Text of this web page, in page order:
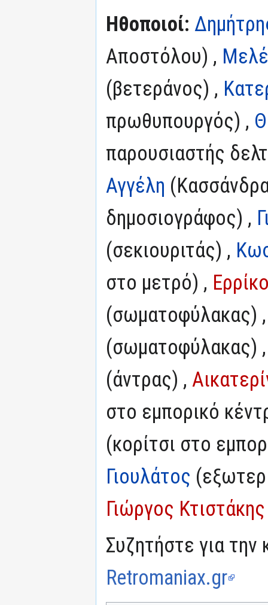
Ηθοποιοί:
Αποστόλου) ,
(βετεράνος) ,
πρωθυπουργός) ,
παρουσιαστής
Αγγέλη
δημοσιογράφος) ,
(σεκιουριτάς) ,
στο μετρό) ,
(σωματοφύλακας)
(σωματοφύλακας)
(άντρας) ,
στο εμπορικό
(κορίτσι στο
Γιουλάτος
Γιώργος Κτιστάκης
Συζητήστε για την
Retromaniax.gr